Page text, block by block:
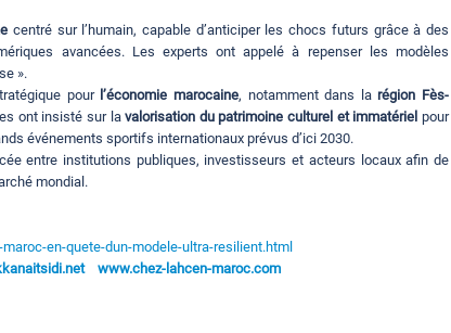
centré sur l’humain, capable d’anticiper les chocs futurs grâce à des
avancées. Les experts ont appelé à repenser les modèles
».
pour l’économie marocaine, notamment dans larégion Fès-
ont insisté sur lavalorisation du patrimoine culturel et immatériel pour
événements sportifs internationaux prévus d’ici 2030.
entre institutions publiques, investisseurs et acteurs locaux afin de
mondial.
en-quete-dun-modele-ultra-resilient.html
www.chez-lahcen-maroc.com